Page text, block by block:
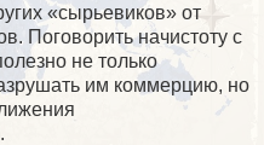
«сырьевиков» от
Поговорить начистоту с
не только
им коммерцию, но